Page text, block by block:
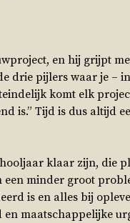
en hij grijpt
drie pijlers waar je –
komt elk
is.” Tijd is dus altijd
klaar zijn,
minder groot
is en alles bij
maatschappelijke